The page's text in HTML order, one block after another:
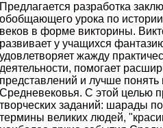
Предлагается разработка
обобщающего урока по
веков в форме викторины.
развивает у учащихся
удовлетворяет жажду
деятельности, помогает
представлений и лучше понять
Средневековья. С этой целью
творческих заданий: шарады
термины великих людей,